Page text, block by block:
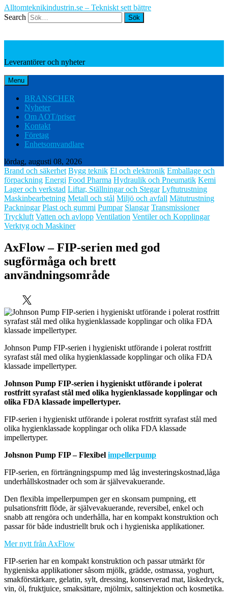
Alltomteknikindustrin.se – Tekniskt sett bättre
Search
Leverantörer och nyheter
Menu
BRANSCHER
Nyheter
Om AOT/priser
Kontakt
Företag
Enhetsomvandlare
lördag, augusti 08, 2026
Brand och säkerhet Bygg teknik El och elektronik Emballage och
förpackning Energi Food Pharma Hydraulik och Pneumatik Kemi
Lager och verkstad Liftar, Ställningar och Stegar Lyftutrustning
Maskinbearbetning Metall och stål Miljö och avfall Mätutrustning
Packningar Plast och gummi Pumpar Slangar Transmissioner
Tryckluft Vatten och avlopp Ventilation Ventiler och Kopplingar
Verktyg och Maskiner
AxFlow – FIP-serien med god
sugförmåga och brett
användningsområde
Johnson Pump FIP-serien i hygieniskt utförande i polerat rostfritt
syrafast stål med olika hygienklassade kopplingar och olika FDA
klassade impellertyper.
Johnson Pump FIP-serien i hygieniskt utförande i polerat
rostfritt syrafast stål med olika hygienklassade kopplingar och
olika FDA klassade impellertyper.
FIP-serien i hygieniskt utförande i polerat rostfritt syrafast stål med
olika hygienklassade kopplingar och olika FDA klassade
impellertyper.
Johsnon Pump FIP – Flexibel impellerpump
FIP-serien, en förträngningspump med låg investeringskostnad,låga
underhållskostnader och som är självevakuerande.
Den flexibla impellerpumpen ger en skonsam pumpning, ett
pulsationsfritt flöde, är självevakuerande, reversibel, enkel och
snabb att rengöra och underhålla, har en kompakt konstruktion och
passar för både industriellt bruk och i hygieniska applikationer.
Mer nytt från AxFlow
FIP-serien har en kompakt konstruktion och passar utmärkt för
hygieniska applikationer såsom mjölk, grädde, ostmassa, yoghurt,
smakförstärkare, gelatin, sylt, dressing, konserverad mat, läskedryck,
vin, öl, fruktjuice, smaksättare, mjölmix, saltinjektion och kosmetika.